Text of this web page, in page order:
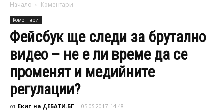
Начало Коментари
Коментари
Фейсбук ще следи за брутално
видео – не е ли време да се
променят и медийните
регулации?
от Екип на ДЕБАТИ.БГ - 05.05.2017, 14:48